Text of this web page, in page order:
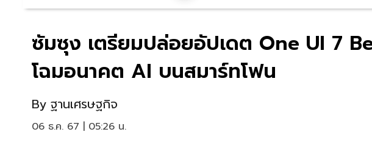
ซัมซุง เตรียมปล่อยอัปเดต One UI 7
โฉมอนาคต AI บนสมาร์ทโฟน
By ฐานเศรษฐกิจ
06 ธ.ค. 67 | 05:26 น.